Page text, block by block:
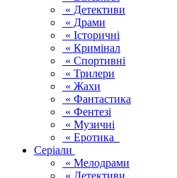
« Детективи
« Драми
« Історичні
« Кримінал
« Спортивні
« Трилери
« Жахи
« Фантастика
« Фентезі
« Музичні
« Еротика
Серіали
« Мелодрами
« Детективи